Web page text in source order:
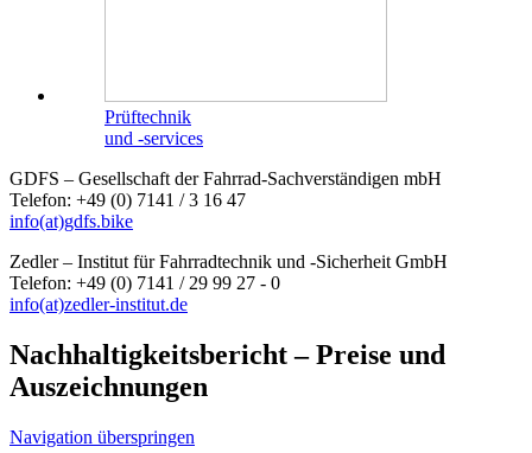
Prüftechnik
und -services
GDFS – Gesellschaft der Fahrrad-Sachverständigen mbH
Telefon: +49 (0) 7141 / 3 16 47
info(at)gdfs.bike
Zedler – Institut für Fahrradtechnik und -Sicherheit GmbH
Telefon: +49 (0) 7141 / 29 99 27 - 0
info(at)zedler-institut.de
Nachhaltigkeitsbericht – Preise und
Auszeichnungen
Navigation überspringen